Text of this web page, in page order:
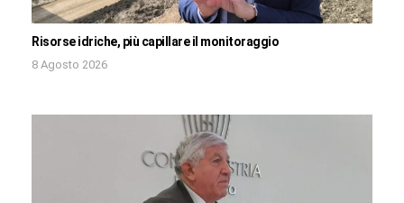
Risorse idriche, più capillare il monitoraggio
8 Agosto 2026